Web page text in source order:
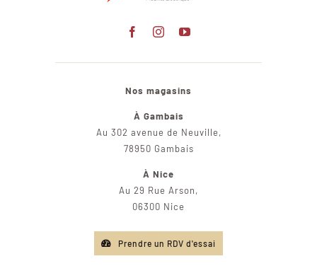
Nos magasins
À Gambais
Au 302 avenue de Neuville,
78950 Gambais
À Nice
Au 29 Rue Arson,
06300 Nice
Prendre un RDV d'essai